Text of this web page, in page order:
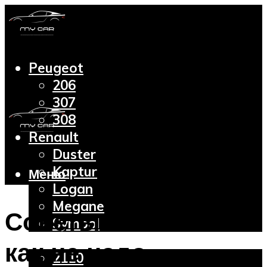
Peugeot
206
307
308
Renault
Duster
Kaptur
Logan
Megane
Symbol
2110
Меню
Советы психологов:
как не надо